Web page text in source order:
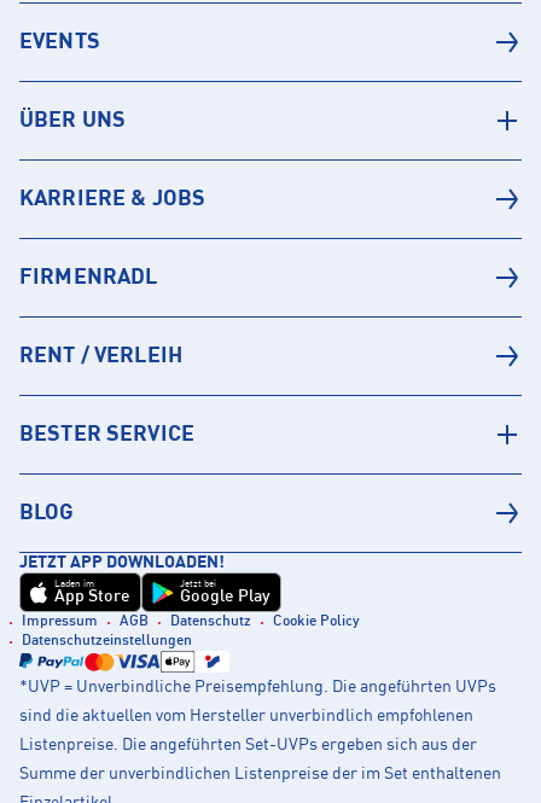
EVENTS
ÜBER UNS
KARRIERE & JOBS
FIRMENRADL
RENT / VERLEIH
BESTER SERVICE
BLOG
JETZT APP DOWNLOADEN!
Laden im
App Store
Jetzt bei
Google Play
Impressum AGB Datenschutz
Cookie Policy
Datenschutzeinstellungen
*UVP = Unverbindliche Preisempfehlung. Die angeführten UVPs
sind die aktuellen vom Hersteller unverbindlich empfohlenen
Listenpreise. Die angeführten Set-UVPs ergeben sich aus der
Summe der unverbindlichen Listenpreise der im Set enthaltenen